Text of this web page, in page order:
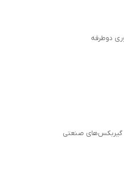
دوطرفه
گیربکس‌های صنعتی